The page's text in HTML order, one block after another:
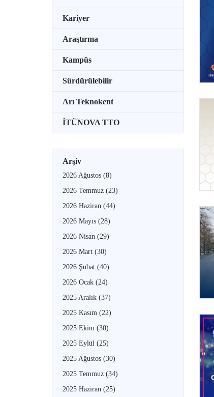
Kariyer
Araştırma
Kampüs
Sürdürülebilir
Arı Teknokent
İTÜNOVA TTO
Arşiv
2026 Ağustos (8)
2026 Temmuz (23)
2026 Haziran (44)
2026 Mayıs (28)
2026 Nisan (29)
2026 Mart (30)
2026 Şubat (40)
2026 Ocak (24)
2025 Aralık (37)
2025 Kasım (22)
2025 Ekim (30)
2025 Eylül (25)
2025 Ağustos (30)
2025 Temmuz (34)
2025 Haziran (25)